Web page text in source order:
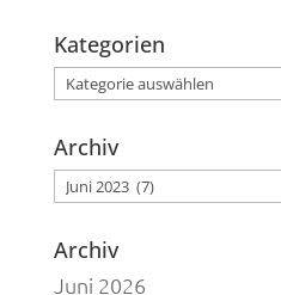
Kategorien
Kategorien
Archiv
Archiv
Archiv
Juni 2026